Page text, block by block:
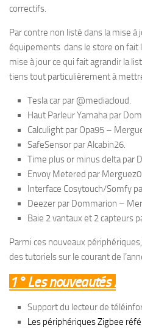
correctifs.
Par contre non listé dans la mise
équipements dans le store on fait
mise à jour ce qui fait agrandir la
tiens tout particulièrement à
Tesla car par @mediacloud.
Haut Parleur Yamaha par
Calculight par Opa95 –
SafeSensor par Alcabin26.
Time plus or minus delta par
Envoy Metered par
Interface Cosytouch/Somfy
Deezer par Dommarion –
Baie 2 vantaux et 2 capteurs
Parmi ces nouveaux
des tutoriels sur le courant de
1° Les nouveautés :
Support du lecteur de
Les périphériques Zigbee